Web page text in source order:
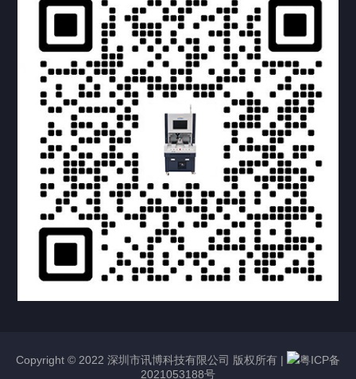
提交您的需求，获取产品资料与报价
Copyright © 2022 深圳市讯博科技有限公司 版权所有 |
粤ICP备
2021053188号